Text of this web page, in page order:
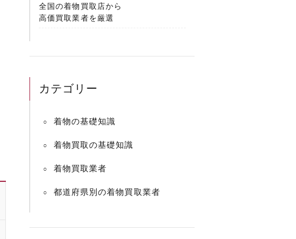
全国の着物買取店から
高価買取業者を厳選
カテゴリー
着物の基礎知識
着物買取の基礎知識
着物買取業者
都道府県別の着物買取業者